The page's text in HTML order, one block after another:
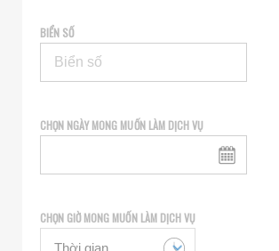
BIỂN SỐ
CHỌN NGÀY MONG MUỐN LÀM DỊCH VỤ
CHỌN GIỜ MONG MUỐN LÀM DỊCH VỤ